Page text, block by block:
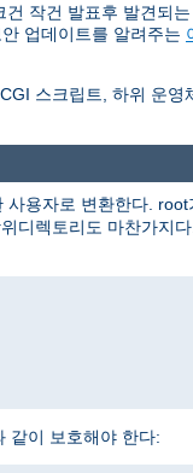
작건 발표후 발견되
업데이트를 알려주는
스크립트, 하위 운
사용자로 변환한다.
디렉토리도 마찬가지
같이 보호해야 한다: